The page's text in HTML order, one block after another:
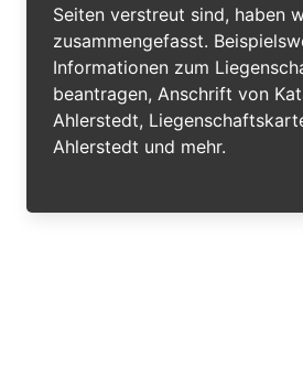
Seiten verstreut sind, haben
zusammengefasst.
Informationen zum
beantragen, Anschrift von
Ahlerstedt,
Ahlerstedt und mehr.